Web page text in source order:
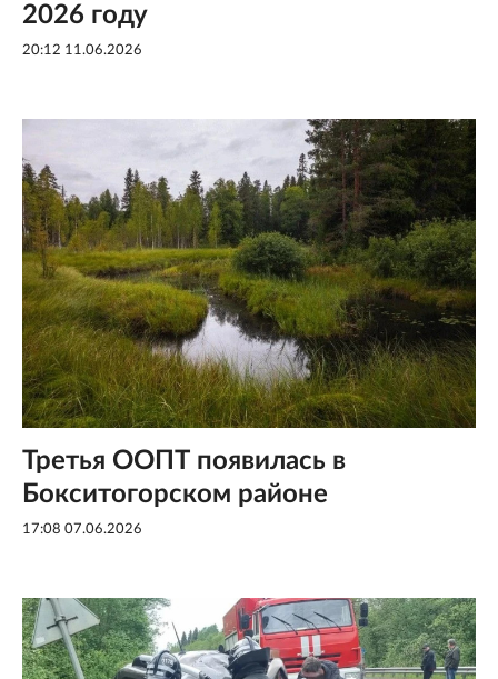
2026 году
20:12 11.06.2026
Третья ООПТ появилась в
Бокситогорском районе
17:08 07.06.2026